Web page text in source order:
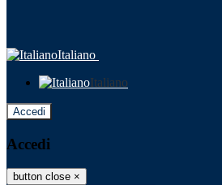
Italiano
Italiano
Accedi
Accedi
button close ×